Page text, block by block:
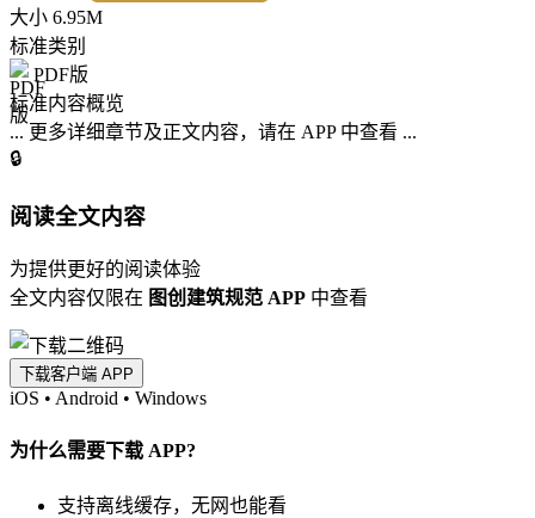
大小 6.95M
标准类别
PDF版
标准内容概览
... 更多详细章节及正文内容，请在 APP 中查看 ...
🔒
阅读全文内容
为提供更好的阅读体验
全文内容仅限在 图创建筑规范 APP 中查看
下载客户端 APP
iOS • Android • Windows
为什么需要下载 APP?
支持离线缓存，无网也能看